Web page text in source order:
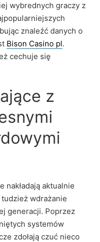
wybrednych graczy z
znaleźć danych o
Bison Casino pl.
cechuje się
z
nakładają aktualnie
wdrażanie
generacji. Poprzez
systemów
zdołają czuć nieco